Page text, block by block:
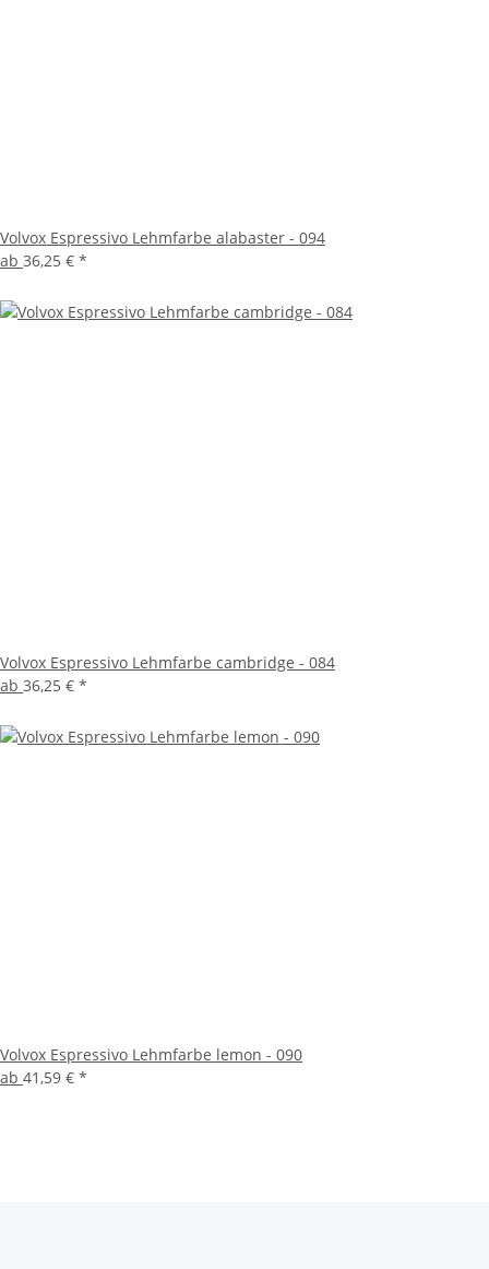
Volvox Espressivo Lehmfarbe alabaster - 094
ab 36,25 € *
Volvox Espressivo Lehmfarbe cambridge - 084
ab 36,25 € *
Volvox Espressivo Lehmfarbe lemon - 090
ab 41,59 € *